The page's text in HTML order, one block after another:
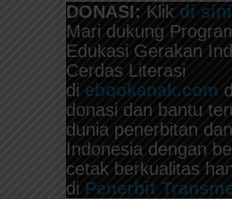
DONASI: Klik di
Mari dukung
Edukasi Gerakan
Cerdas Literasi
di ebookanak.com
donasi dan bantu
dunia penerbitan
Indonesia dengan
cetak berkualitas
di Penerbit